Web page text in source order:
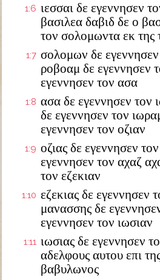
1:6 ιεσσαι δε εγεννησεν
βασιλεα δαβιδ δε ο
τον σολομωντα εκ της
1:7 σολομων δε
ροβοαμ δε εγεννησεν
εγεννησεν τον ασα
1:8 ασα δε εγεννησεν τον
δε εγεννησεν τον
εγεννησεν τον οζιαν
1:9 οζιας δε εγεννησεν
εγεννησεν τον αχαζ
τον εζεκιαν
1:10 εζεκιας δε εγεννησεν
μανασσης δε
εγεννησεν τον ιωσιαν
1:11 ιωσιας δε εγεννησεν
αδελφους αυτου επι
βαβυλωνος